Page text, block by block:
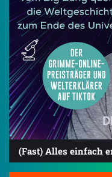
(Fast) Alles einfach